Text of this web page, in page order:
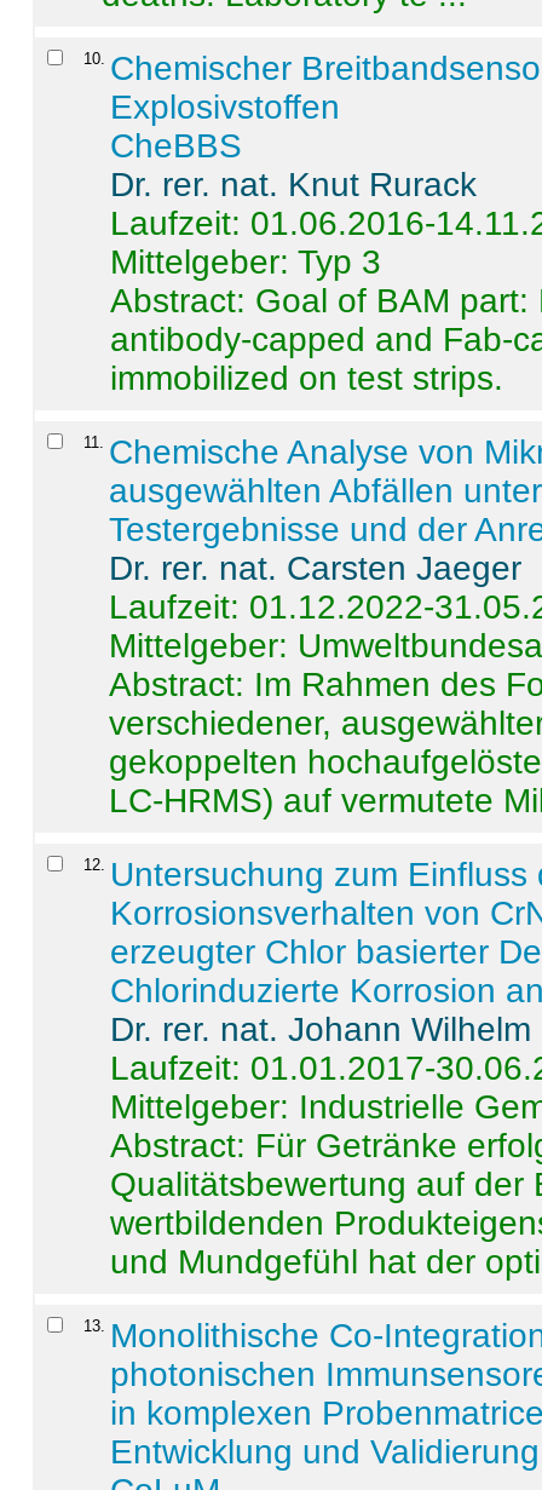
10 Chemischer
Explosivstoffen
CheBBS
Dr. rer. nat. Knut Rurack
Laufzeit: 01.06.2016-
Mittelgeber: Typ 3
Abstract: Goal of BAM
antibody-capped and Fab-
immobilized on test strips.
11
Chemische Analyse von
ausgewählten Abfällen
Testergebnisse und der
Dr. rer. nat. Carsten Jaeger
Laufzeit: 01.12.2022-
Mittelgeber:
Abstract: Im Rahmen des
verschiedener,
gekoppelten
LC-HRMS) auf vermutete
12
Untersuchung zum
Korrosionsverhalten von
erzeugter Chlor basierter
Chlorinduzierte Korrosion
Dr. rer. nat. Johann
Laufzeit: 01.01.2017-
Mittelgeber: Industrielle
Abstract: Für Getränke
Qualitätsbewertung auf der
wertbildenden
und Mundgefühl hat der
13
Monolithische Co-
photonischen
in komplexen
Entwicklung und